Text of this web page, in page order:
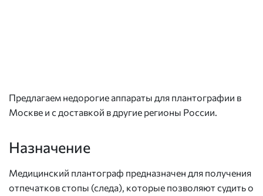
Предлагаем недорогие аппараты для плантографии в
Москве и с доставкой в другие регионы России.
Назначение
Медицинский плантограф предназначен для получения
отпечатков стопы (следа), которые позволяют судить о